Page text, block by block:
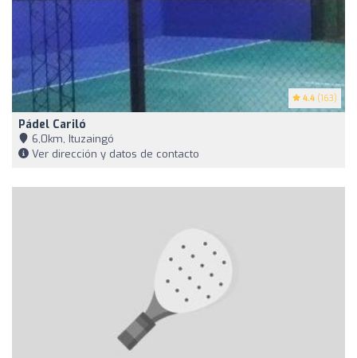
4.4 (163)
Pádel Cariló
6,0km, Ituzaingó
Ver dirección y datos de contacto